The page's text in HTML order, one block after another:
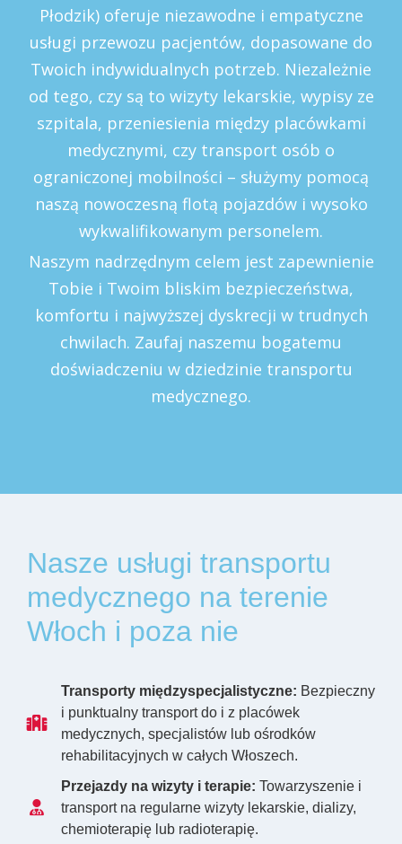
Płodzik) oferuje niezawodne i empatyczne
usługi przewozu pacjentów, dopasowane do
Twoich indywidualnych potrzeb. Niezależnie
od tego, czy są to wizyty lekarskie, wypisy ze
szpitala, przeniesienia między placówkami
medycznymi, czy transport osób o
ograniczonej mobilności – służymy pomocą
naszą nowoczesną flotą pojazdów i wysoko
wykwalifikowanym personelem.
Naszym nadrzędnym celem jest zapewnienie
Tobie i Twoim bliskim bezpieczeństwa,
komfortu i najwyższej dyskrecji w trudnych
chwilach. Zaufaj naszemu bogatemu
doświadczeniu w dziedzinie transportu
medycznego.
Nasze usługi transportu
medycznego na terenie
Włoch i poza nie
Transporty międzyspecjalistyczne: Bezpieczny
i punktualny transport do i z placówek
medycznych, specjalistów lub ośrodków
rehabilitacyjnych w całych Włoszech.
Przejazdy na wizyty i terapie: Towarzyszenie i
transport na regularne wizyty lekarskie, dializy,
chemioterapię lub radioterapię.